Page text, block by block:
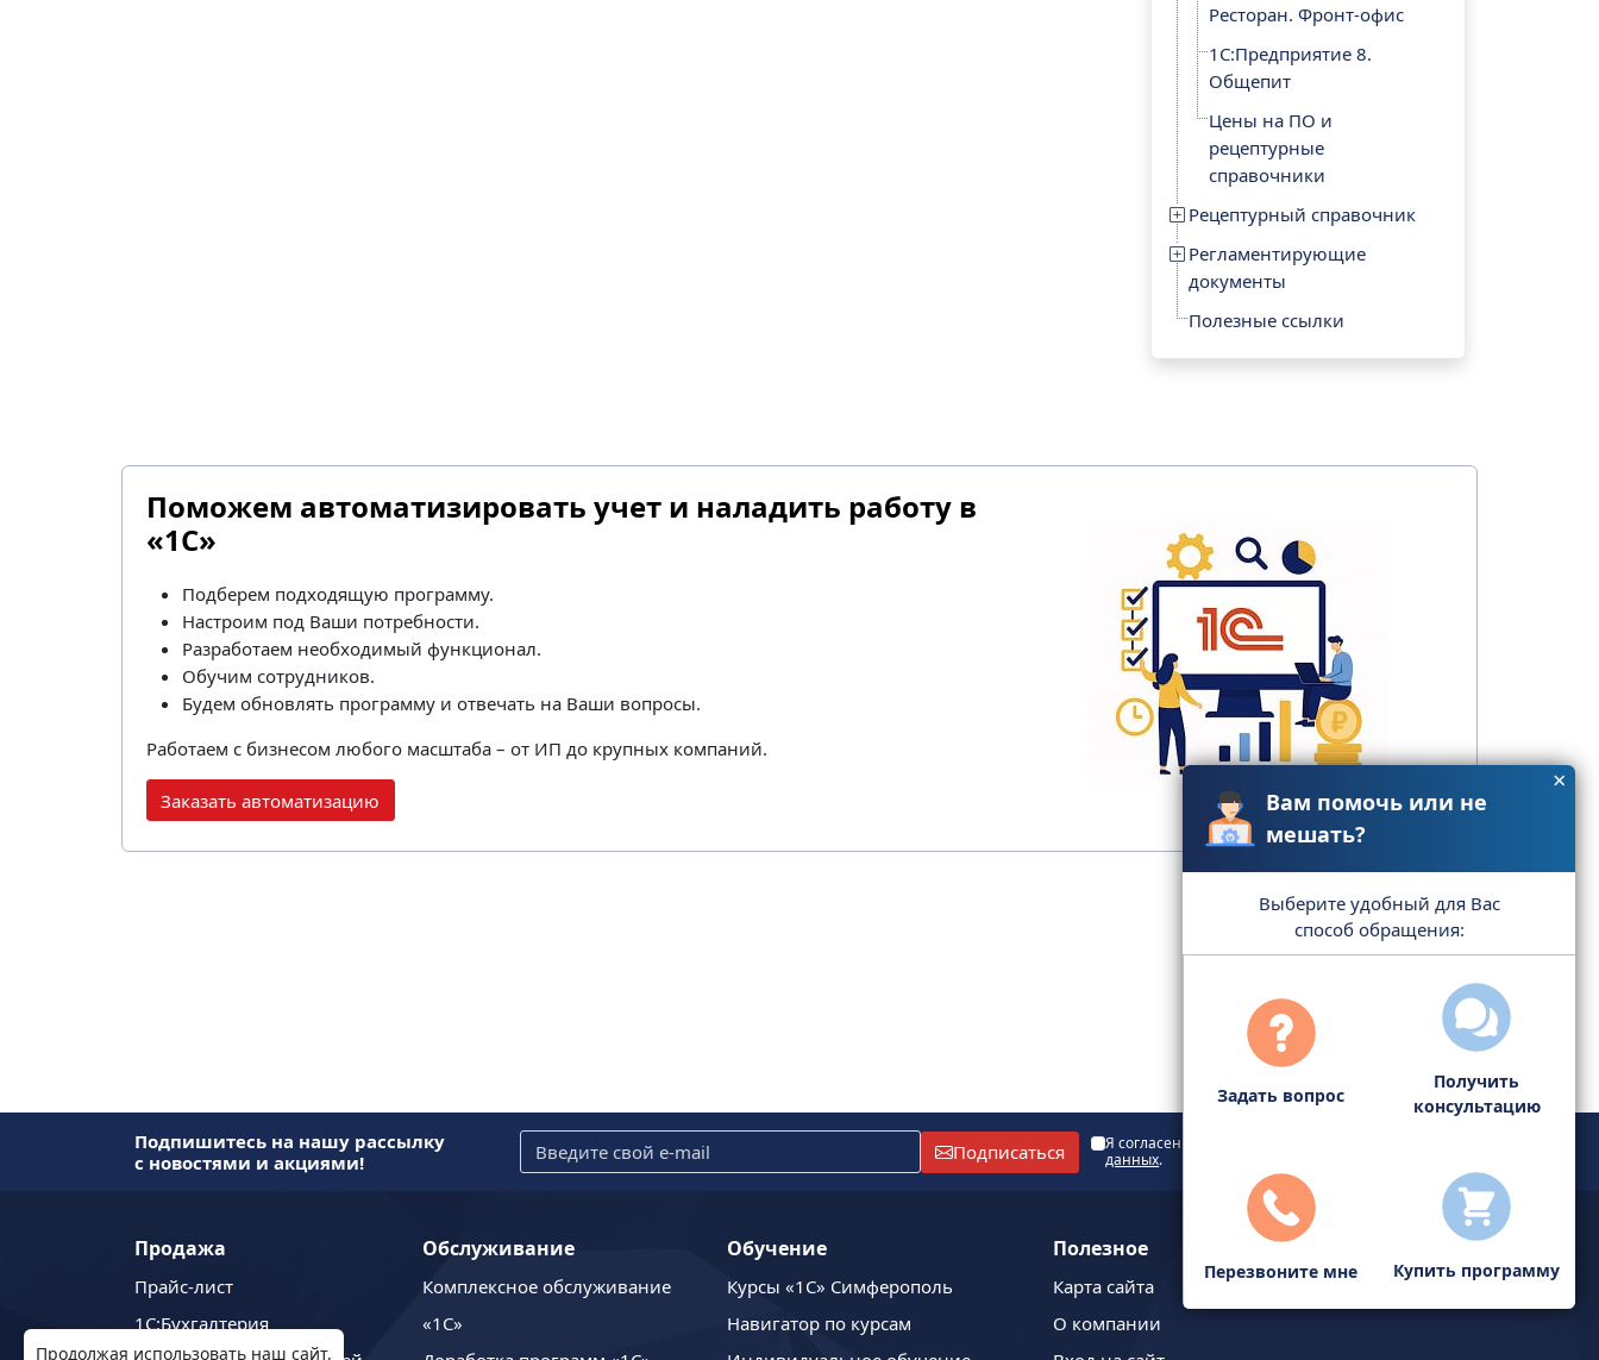
Ресторан. Фронт-офис
1С:Предприятие 8.
Общепит
Цены на ПО и
рецептурные
справочники
Рецептурный справочник
Регламентирующие
документы
Полезные ссылки
Поможем автоматизировать учет и наладить работу в
«1С»
Подберем подходящую программу.
Настроим под Ваши потребности.
Разработаем необходимый функционал.
Обучим сотрудников.
Будем обновлять программу и отвечать на Ваши вопросы.
Работаем с бизнесом любого масштаба – от ИП до крупных компаний.
Заказать автоматизацию
Подпишитесь на нашу рассылку
с новостями и акциями!
Подписаться Я согласен с
данных.
Продажа
Прайс-лист
1C:Бухгалтерия
Обслуживание
Комплексное обслуживание
«1С»
Обучение
Курсы «1С» Симферополь
Навигатор по курсам
Полезное
Карта сайта
О компании
Продолжая использовать наш сайт,
×
Вам помочь или не
мешать?
Выберите удобный для Вас
способ обращения:
Задать вопрос
Получить
консультацию
Перезвоните мне Купить программу